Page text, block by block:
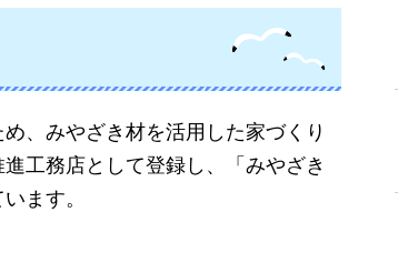
、みやざき材を活用した家づくり
工務店として登録し、「みやざき
ます。